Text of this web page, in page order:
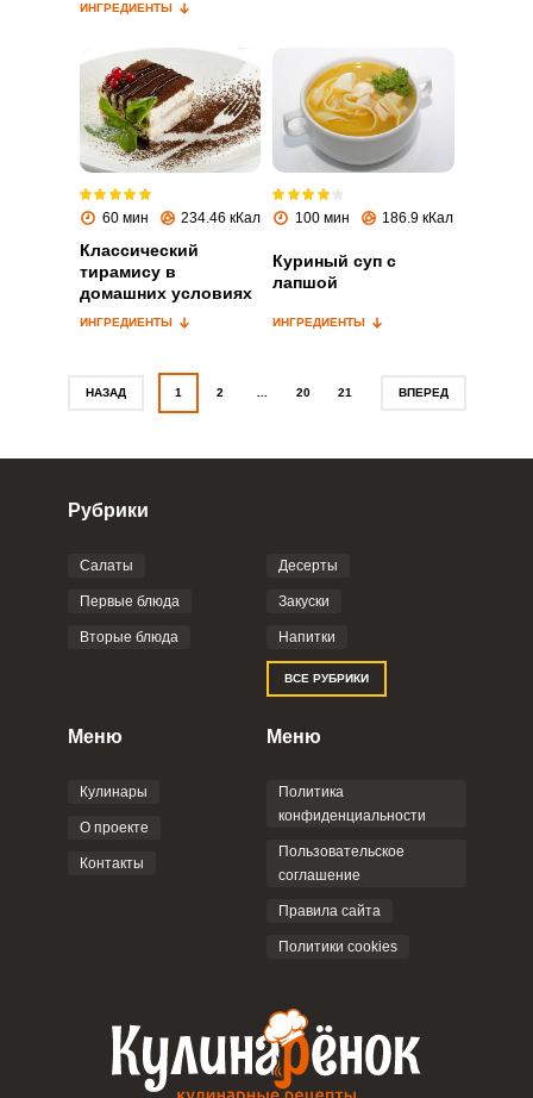
ИНГРЕДИЕНТЫ
60 мин 234.46 кКал
Классический
тирамису в
домашних условиях
ИНГРЕДИЕНТЫ
100 мин 186.9 кКал
Куриный суп с
лапшой
ИНГРЕДИЕНТЫ
НАЗАД 1 2 20 21 ВПЕРЕД
Рубрики
Салаты
Первые блюда
Вторые блюда
Десерты
Закуски
Напитки
ВСЕ РУБРИКИ
Меню
Кулинары
О проекте
Контакты
Меню
Политика
конфиденциальности
Пользовательское
соглашение
Правила сайта
Политики cookies
Запомнить меня
ВХОД
Забыли пароль?